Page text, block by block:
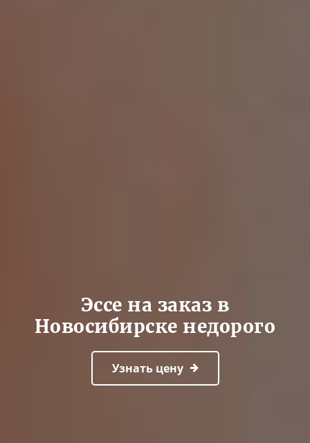
Эссе на заказ в
Новосибирске недорого
Узнать цену